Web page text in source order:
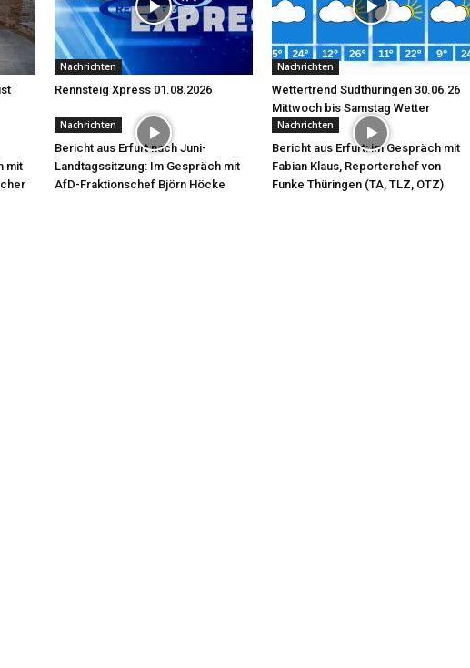
Nachrichten
Rennsteig Xpress 01.08.2026
Nachrichten
Wettertrend Südthüringen 30.06.26
Mittwoch bis Samstag Wetter
mit
Nachrichten
Bericht aus Erfurt nach Juni-
Landtagssitzung: Im Gespräch mit
AfD-Fraktionschef Björn Höcke
Nachrichten
Bericht aus Erfurt: im Gespräch mit
Fabian Klaus, Reporterchef von
Funke Thüringen (TA, TLZ, OTZ)